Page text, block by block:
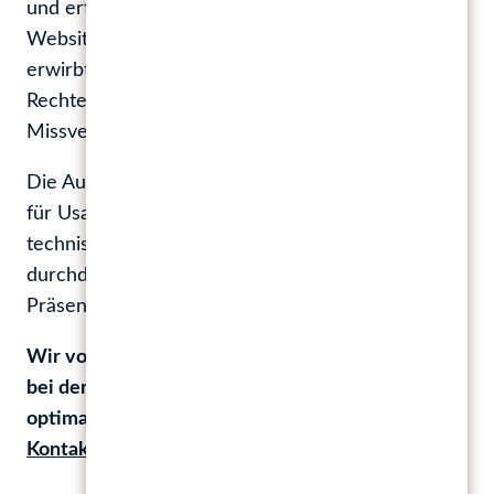
und erfordern eine Lizenz für die Verwendung auf
Websites. Außerdem unbedingt zu klären: Wer
erwirbt die Lizenz – und beim wem liegen die
Rechte? Bei dieser Frage kommt es häufig zu
Missverständnissen.
Die Auswahl der richtigen Schrift ist entscheidend
für Usability, Markenwahrnehmung und
technische Performance Ihrer Website. Eine klug
durchdachte Entscheidung kann Ihre digitale
Präsenz signifikant verbessern.
Wir von BM1 verfügen über die Expertise, um Sie
bei der Auswahl und Implementierung der
optimalen Schriftart zu unterstützen.
Kontaktieren Sie uns für ein erstes Infogespräch!